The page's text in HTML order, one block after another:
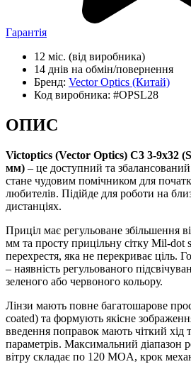
Гарантія
12 міс. (від виробника)
14 днів на обмін/повернення
Бренд: Vector Optics (Китай)
Код виробника: #OPSL28
ОПИС
Victoptics (Vector Optics) C3 3-9x32
мм) – це доступний та
стане чудовим помічником для
любителів. Підійде для роботи на
дистанціях.
Приціл має регульоване збільшення
мм та просту прицільну сітку Mil-dot
перехрестя, яка не перекриває ціль.
– наявність регульованого
зеленого або червоного кольору.
Лінзи мають повне багатошарове
coated) та формують якісне
введення поправок мають чіткий хід
параметрів. Максимальний діапазон
вітру складає по 120 MOA, крок